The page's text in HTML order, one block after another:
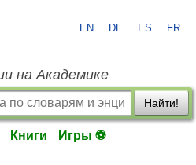
EN DE ES FR
на Академике
Найти!
Книги Игры ⚽